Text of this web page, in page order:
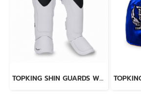
TOPKING SHIN GUARDS WHITE BLACK BLEND